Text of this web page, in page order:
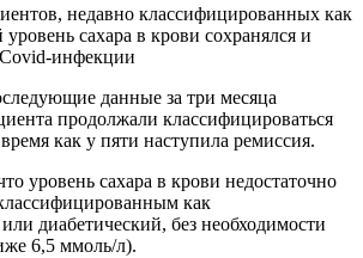
недавно классифицированных как
сахара в крови сохранялся и
инфекции
данные за три месяца
продолжали классифицироваться
как у пяти наступила ремиссия.
уровень сахара в крови недостаточно
как
диабетический, без необходимости
6,5 ммоль/л).